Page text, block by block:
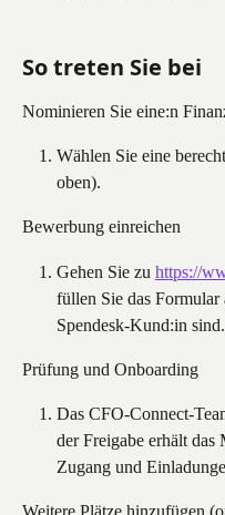
So treten Sie bei
Nominieren Sie eine:n
Wählen Sie eine
oben).
Bewerbung einreichen
Gehen Sie zu https://
füllen Sie das Formular
Spendesk-Kund:in sind.
Prüfung und Onboarding
Das CFO-Connect-
der Freigabe erhält
Zugang und
Weitere Plätze hinzufügen